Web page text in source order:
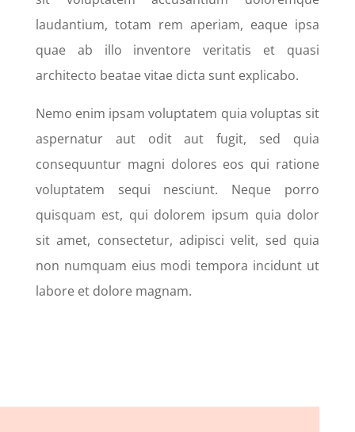
laudantium, totam rem aperiam, eaque ipsa
quae ab illo inventore veritatis et quasi
architecto beatae vitae dicta sunt explicabo.
Nemo enim ipsam voluptatem quia voluptas sit
aspernatur aut odit aut fugit, sed quia
consequuntur magni dolores eos qui ratione
voluptatem sequi nesciunt. Neque porro
quisquam est, qui dolorem ipsum quia dolor
sit amet, consectetur, adipisci velit, sed quia
non numquam eius modi tempora incidunt ut
labore et dolore magnam.